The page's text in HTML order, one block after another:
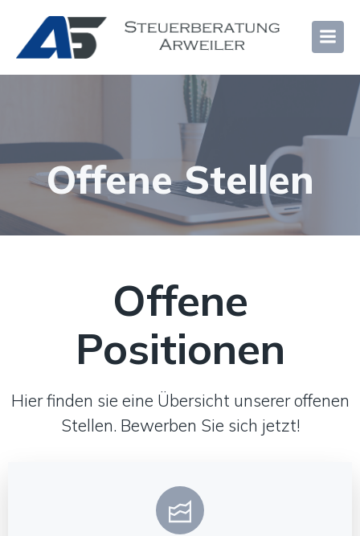
Offene Stellen
Offene
Positionen
Hier finden sie eine Übersicht unserer offenen
Stellen. Bewerben Sie sich jetzt!